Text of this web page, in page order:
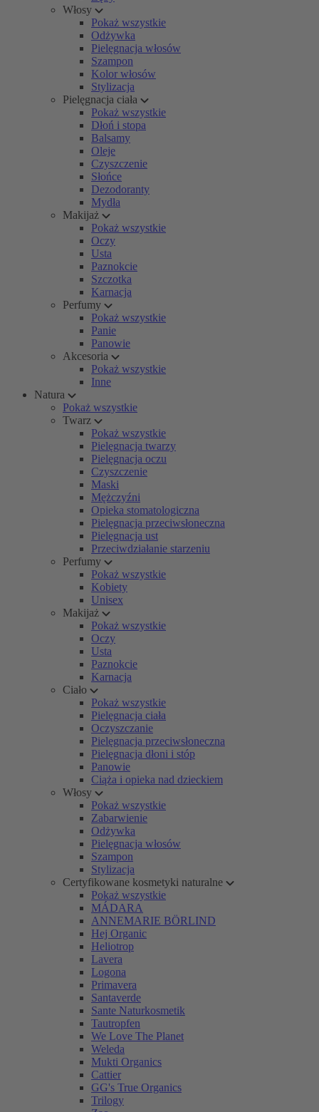
Włosy
Pokaż wszystkie
Odżywka
Pielęgnacja włosów
Szampon
Kolor włosów
Stylizacja
Pielęgnacja ciała
Pokaż wszystkie
Dłoń i stopa
Balsamy
Oleje
Czyszczenie
Słońce
Dezodoranty
Mydła
Makijaż
Pokaż wszystkie
Oczy
Usta
Paznokcie
Szczotka
Karnacja
Perfumy
Pokaż wszystkie
Panie
Panowie
Akcesoria
Pokaż wszystkie
Inne
Natura
Pokaż wszystkie
Twarz
Pokaż wszystkie
Pielęgnacja twarzy
Pielęgnacja oczu
Czyszczenie
Maski
Mężczyźni
Opieka stomatologiczna
Pielęgnacja przeciwsłoneczna
Pielęgnacja ust
Przeciwdziałanie starzeniu
Perfumy
Pokaż wszystkie
Kobiety
Unisex
Makijaż
Pokaż wszystkie
Oczy
Usta
Paznokcie
Karnacja
Ciało
Pokaż wszystkie
Pielęgnacja ciała
Oczyszczanie
Pielęgnacja przeciwsłoneczna
Pielęgnacja dłoni i stóp
Panowie
Ciąża i opieka nad dzieckiem
Włosy
Pokaż wszystkie
Zabarwienie
Odżywka
Pielęgnacja włosów
Szampon
Stylizacja
Certyfikowane kosmetyki naturalne
Pokaż wszystkie
MÁDARA
ANNEMARIE BÖRLIND
Hej Organic
Heliotrop
Lavera
Logona
Primavera
Santaverde
Sante Naturkosmetik
Tautropfen
We Love The Planet
Weleda
Mukti Organics
Cattier
GG's True Organics
Trilogy